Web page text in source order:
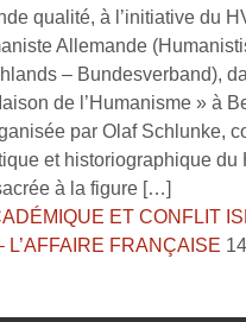
qualité, à l’initiative du
Allemande
– Bundesverband),
de l’Humanisme » à
par Olaf Schlunke,
et historiographique du
à la figure […]
ET CONFLIT
L’AFFAIRE FRANÇAISE